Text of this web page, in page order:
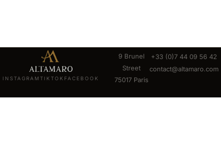
INSTAGRAM TIKTOK FACEBOOK
9 Brunel
Street
75017 Paris
+33 (0)7 44 09 56 42
contact@altamaro.com